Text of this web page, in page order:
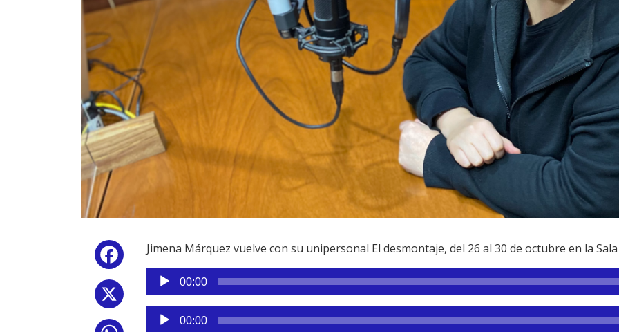
Facebook
Jimena Márquez vuelve con su unipersonal El desmontaje, del 26 al 30 de octubre en la
Reproductor
de
audio
00:00
Reproductor
00:00